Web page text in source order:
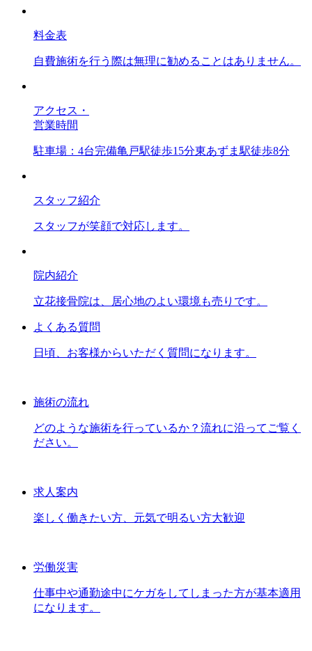
料金表
自費施術を行う際は無理に勧めることはありません。
アクセス・
営業時間
駐車場：4台完備亀戸駅徒歩15分東あずま駅徒歩8分
スタッフ紹介
スタッフが笑顔で対応します。
院内紹介
立花接骨院は、居心地のよい環境も売りです。
よくある質問
日頃、お客様からいただく質問になります。
施術の流れ
どのような施術を行っているか？流れに沿ってご覧く
ださい。
求人案内
楽しく働きたい方、元気で明るい方大歓迎
労働災害
仕事中や通勤途中にケガをしてしまった方が基本適用
になります。